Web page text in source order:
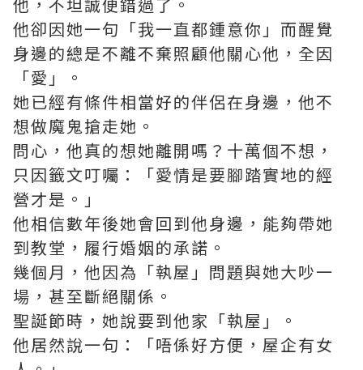
他卻因她一句「我一直都鍾意你」而醒覺
身邊的總是不離不棄照顧他關心他，全因
「愛」。
她已經有條件相當好的伴侶在身邊，他不
想做魔鬼搶走她。
問心，他真的想她離開嗎？十萬個不想，
只因籤文叮囑：「愛情是要腳踏實地的經
營才是。」
他相信數年後她會回到他身邊，能夠帶她
到教堂，履行婚姻的承諾。
幾個月，他因為「執屋」問題與她大吵一
場，甚至斷絕關係。
聖誕節時，她說要到他家「執屋」。
他居然說一句：「唔係好方便，屋企有女